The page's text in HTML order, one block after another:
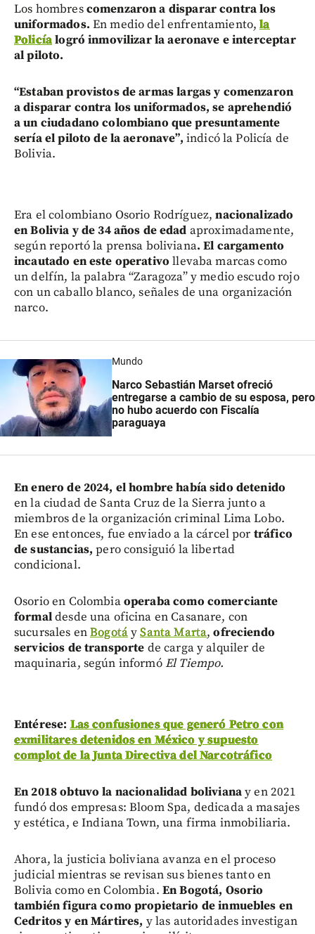
Los hombrescomenzaron a disparar contra los
uniformados. En medio del enfrentamiento,la
Policíalogró inmovilizar la aeronave e interceptar
al piloto.
“Estaban provistos de armas largas y comenzaron
a disparar contra los uniformados, se aprehendió
a un ciudadano colombiano que presuntamente
sería el piloto de la aeronave”, indicó la Policía de
Bolivia.
Era el colombiano Osorio Rodríguez,nacionalizado
en Bolivia y de 34 años de edad aproximadamente,
según reportó la prensa boliviana. El cargamento
incautado en este operativo llevaba marcas como
un delfín, la palabra “Zaragoza” y medio escudo rojo
con un caballo blanco, señales de una organización
narco.
Mundo
Narco Sebastián Marset ofreció
entregarse a cambio de su esposa, pero
no hubo acuerdo con Fiscalía
paraguaya
En enero de 2024, el hombre había sido detenido
en la ciudad de Santa Cruz de la Sierra junto a
miembros de la organización criminal Lima Lobo.
En ese entonces, fue enviado a la cárcel por tráfico
de sustancias,pero consiguió la libertad
condicional.
Osorio en Colombiaoperaba como comerciante
formaldesde una oficina en Casanare, con
sucursales enBogotáySanta Marta,ofreciendo
servicios de transporte de carga y alquiler de
maquinaria, según informóEl Tiempo.
Entérese: Las confusiones que generó Petro con
exmilitares detenidos en México y supuesto
complot de la Junta Directiva del Narcotráfico
En 2018 obtuvo la nacionalidad bolivianay en 2021
fundó dos empresas: Bloom Spa, dedicada a masajes
y estética, e Indiana Town, una firma inmobiliaria.
Ahora, la justicia boliviana avanza en el proceso
judicial mientras se revisan sus bienes tanto en
Bolivia como en Colombia. En Bogotá, Osorio
también figura como propietario de inmuebles en
Cedritos y en Mártires, y las autoridades investigan